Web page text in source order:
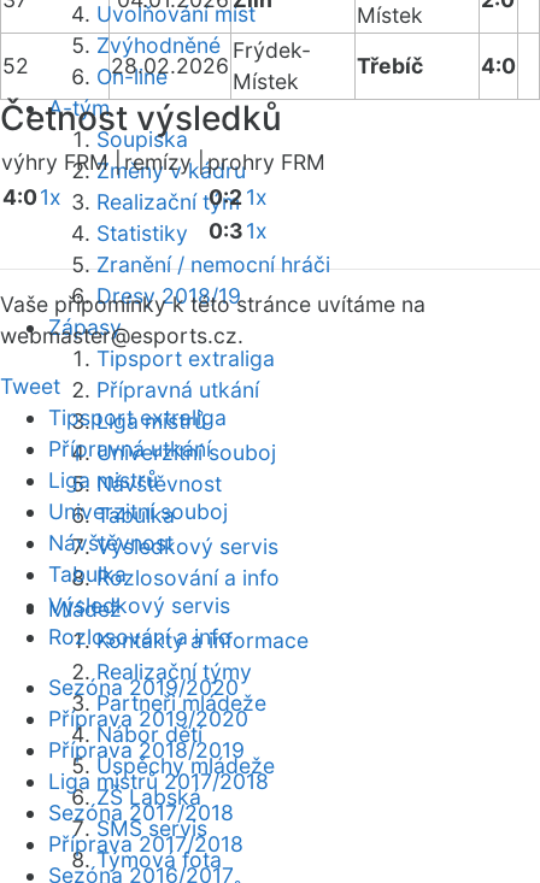
Uvolňování míst
Zvýhodněné
On-line
A-tým
Soupiska
Změny v kádru
Realizační tým
Statistiky
Zranění / nemocní hráči
Dresy 2018/19
Zápasy
Tipsport extraliga
Přípravná utkání
Liga mistrů
Univerzitní souboj
Návštěvnost
Tabulka
Výsledkový servis
Rozlosování a info
Mládež
Kontakty a informace
Realizační týmy
Partneři mládeže
Nábor dětí
Úspěchy mládeže
ZŠ Labská
SMS servis
Týmová fota
Místek
52 28.02.2026
Frýdek-
Místek
Třebíč 4:0
Četnost výsledků
výhry FRM |remízy |prohry FRM
4:01x 0:21x
0:31x
Vaše připomínky k této stránce uvítáme na
webmaster@esports.cz.
Tweet
Tipsport extraliga
Přípravná utkání
Liga mistrů
Univerzitní souboj
Návštěvnost
Tabulka
Výsledkový servis
Rozlosování a info
Sezóna 2019/2020
Příprava 2019/2020
Příprava 2018/2019
Liga mistrů 2017/2018
Sezóna 2017/2018
Příprava 2017/2018
Sezóna 2016/2017